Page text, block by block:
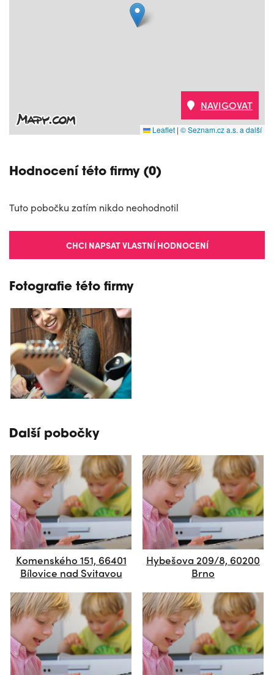
Leaflet | © Seznam.cz a.s. a další
NAVIGOVAT
Hodnocení této firmy (0)
Tuto pobočku zatím nikdo neohodnotil
CHCI NAPSAT VLASTNÍ HODNOCENÍ
Fotografie této firmy
Další pobočky
Komenského 151, 66401
Bílovice nad Svitavou
Hybešova 209/8, 60200
Brno